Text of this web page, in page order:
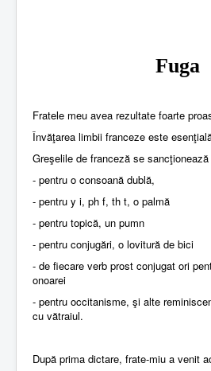
Fuga
Fratele meu avea rezultate foarte
Învăţarea limbii franceze este
Greşelile de franceză se
- pentru o consoană dublă,
- pentru y i, ph f, th t, o palmă
- pentru topică, un pumn
- pentru conjugări, o lovitură de bici
- de fiecare verb prost conjugat ori
onoarei
- pentru occitanisme, şi alte
cu vătraiul.
După prima dictare, frate-miu a venit